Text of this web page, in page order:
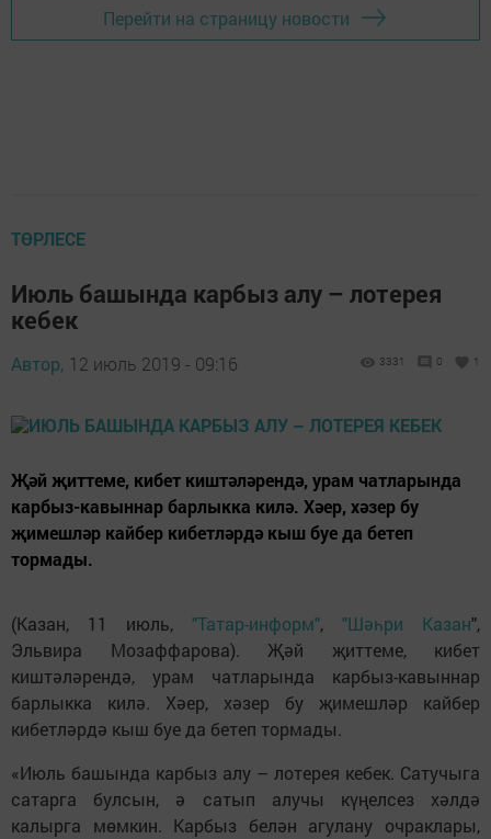
Перейти на страницу новости
ТӨРЛЕСЕ
Июль башында карбыз алу – лотерея
кебек
Автор, 12 июль 2019 - 09:16 3331 0 1
Җәй җиттеме, кибет киштәләрендә, урам чатларында
карбыз-кавыннар барлыкка килә. Хәер, хәзер бу
җимешләр кайбер кибетләрдә кыш буе да бетеп
тормады.
(Казан, 11 июль, "Татар-информ", "Шәһри Казан",
Эльвира Мозаффарова). Җәй җиттеме, кибет
киштәләрендә, урам чатларында карбыз-кавыннар
барлыкка килә. Хәер, хәзер бу җимешләр кайбер
кибетләрдә кыш буе да бетеп тормады.
«Июль башында карбыз алу – лотерея кебек. Сатучыга
сатарга булсын, ә сатып алучы күңелсез хәлдә
калырга мөмкин. Карбыз белән агулану очраклары,